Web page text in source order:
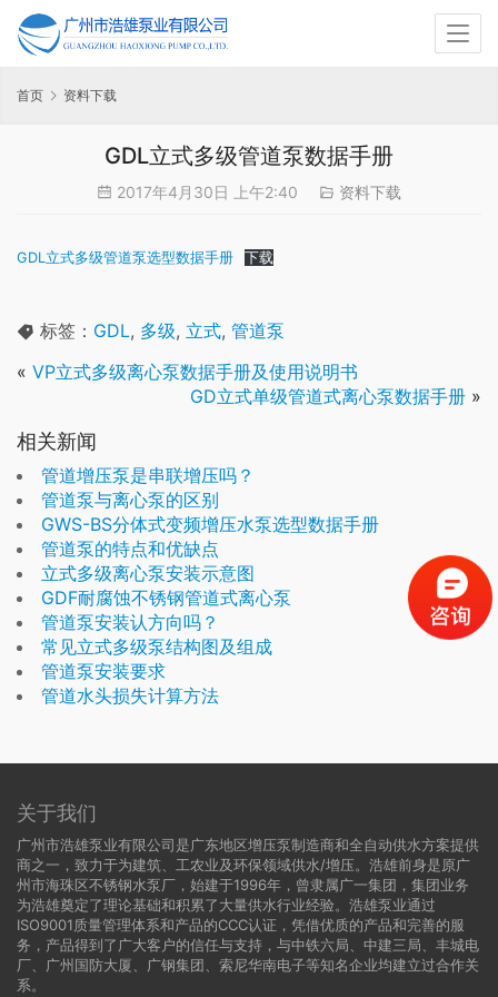
首页 资料下载
GDL立式多级管道泵数据手册
2017年4月30日 上午2:40 资料下载
GDL立式多级管道泵选型数据手册 下载
标签： GDL, 多级, 立式, 管道泵
« VP立式多级离心泵数据手册及使用说明书
GD立式单级管道式离心泵数据手册 »
相关新闻
管道增压泵是串联增压吗？
管道泵与离心泵的区别
GWS-BS分体式变频增压水泵选型数据手册
管道泵的特点和优缺点
立式多级离心泵安装示意图
GDF耐腐蚀不锈钢管道式离心泵
管道泵安装认方向吗？
常见立式多级泵结构图及组成
管道泵安装要求
管道水头损失计算方法
关于我们
广州市浩雄泵业有限公司是广东地区增压泵制造商和全自动供水方案提供
商之一，致力于为建筑、工农业及环保领域供水/增压。浩雄前身是原广
州市海珠区不锈钢水泵厂，始建于1996年，曾隶属广一集团，集团业务
为浩雄奠定了理论基础和积累了大量供水行业经验。浩雄泵业通过
ISO9001质量管理体系和产品的CCC认证，凭借优质的产品和完善的服
务，产品得到了广大客户的信任与支持，与中铁六局、中建三局、丰城电
厂、广州国防大厦、广钢集团、索尼华南电子等知名企业均建立过合作关
系。